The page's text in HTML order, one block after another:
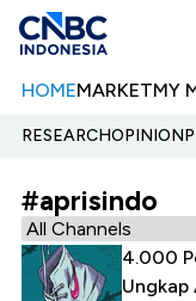
HOMEMARKETMY
RESEARCHOPINION
#aprisindo
4.000
Ungkap